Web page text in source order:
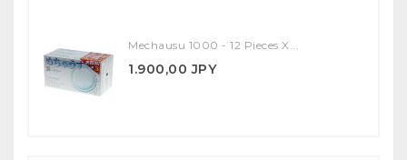
Mechausu 1000 - 12 Pieces X...
1.900,00 JPY